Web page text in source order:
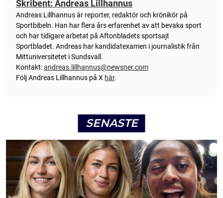
Skribent: Andreas Lillhannus
Andreas Lillhannus är reporter, redaktör och krönikör på
Sportbibeln. Han har flera års erfarenhet av att bevaka sport
och har tidigare arbetat på Aftonbladets sportsajt
Sportbladet. Andreas har kandidatexamen i journalistik från
Mittuniversitetet i Sundsvall.
Kontakt:andreas.lillhannus@newsner.com
Följ Andreas Lillhannus på X här.
SENASTE